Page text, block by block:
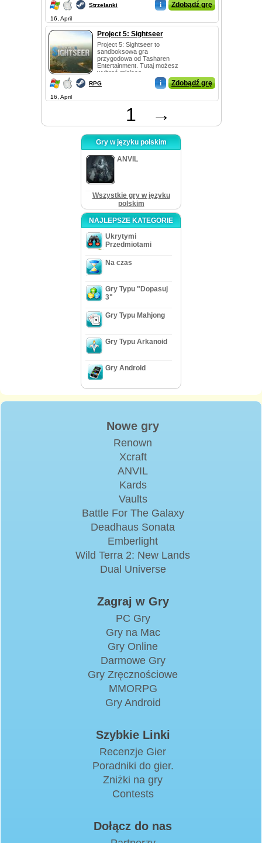
Strzelanki i Zdobądź grę
16, April
Project 5: Sightseer
Project 5: Sightseer to
sandboksowa gra
przygodowa od Tasharen
Entertainment. Tutaj możesz
wybrać miejsce, ...
RPG i Zdobądź grę
16, April
1 →
Gry w języku polskim
ANVIL
Wszystkie gry w języku
polskim
NAJLEPSZE KATEGORIE
Ukrytymi
Przedmiotami
Na czas
Gry Typu "Dopasuj
3"
Gry Typu Mahjong
Gry Typu Arkanoid
Gry Android
Nowe gry
Renown
Xcraft
ANVIL
Kards
Vaults
Battle For The Galaxy
Deadhaus Sonata
Emberlight
Wild Terra 2: New Lands
Dual Universe
Zagraj w Gry
PC Gry
Gry na Mac
Gry Online
Darmowe Gry
Gry Zręcznościowe
MMORPG
Gry Android
Szybkie Linki
Recenzje Gier
Poradniki do gier.
Zniżki na gry
Contests
Dołącz do nas